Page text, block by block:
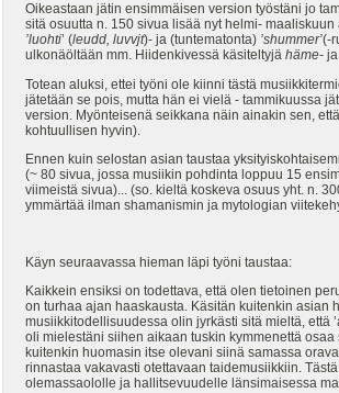
Oikeastaan jätin ensimmäisen version työstäni jo
sitä osuutta n. 150 sivua lisää nyt helmi-
’luohti’ (leudd, luvvjt)- ja (tuntematonta) ’shummer’(-
ulkonäöltään mm. Hiidenkivessä käsiteltyjä häme- ja
Totean aluksi, ettei työni ole kiinni tästä
jätetään se pois, mutta hän ei vielä - tammikuussa
version. Myönteisenä seikkana näin ainakin sen,
kohtuullisen hyvin).
Ennen kuin selostan asian taustaa
(~ 80 sivua, jossa musiikin pohdinta loppuu 15
viimeistä sivua)... (so. kieltä koskeva osuus yht. n.
ymmärtää ilman shamanismin ja mytologian
Käyn seuraavassa hieman läpi työni taustaa:
Kaikkein ensiksi on todettava, että olen tietoinen
on turhaa ajan haaskausta. Käsitän kuitenkin asian
musiikkitodellisuudessa olin jyrkästi sitä mieltä, että
oli mielestäni siihen aikaan tuskin kymmenettä
kuitenkin huomasin itse olevani siinä samassa
rinnastaa vakavasti otettavaan taidemusiikkiin.
olemassaololle ja hallitsevuudelle länsimaisessa